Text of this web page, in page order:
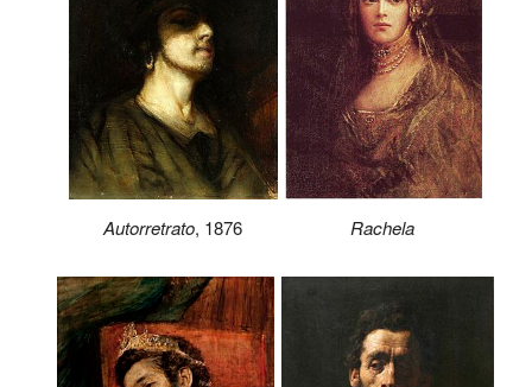
Autorretrato, 1876 Rachela